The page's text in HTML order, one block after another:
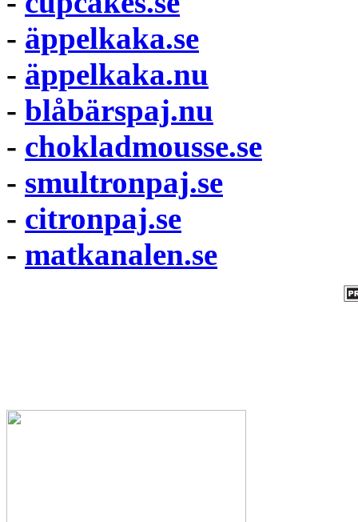
- äppelkaka.se
- äppelkaka.nu
- blåbärspaj.nu
- chokladmousse.se
- smultronpaj.se
- citronpaj.se
- matkanalen.se